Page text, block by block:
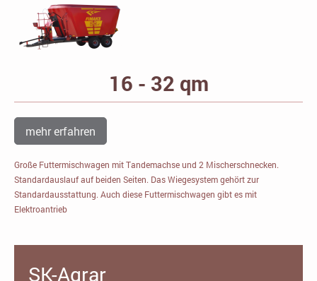
16 - 32 qm
mehr erfahren
Große Futtermischwagen mit Tandemachse und 2 Mischerschnecken.
Standardauslauf auf beiden Seiten. Das Wiegesystem gehört zur
Standardausstattung. Auch diese Futtermischwagen gibt es mit
Elektroantrieb
SK-Agrar